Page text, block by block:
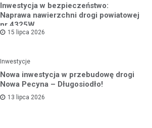
Inwestycja w bezpieczeństwo:
Naprawa nawierzchni drogi powiatowej
nr 4325W
15 lipca 2026
Inwestycje
Nowa inwestycja w przebudowę drogi
Nowa Pecyna – Długosiodło!
13 lipca 2026